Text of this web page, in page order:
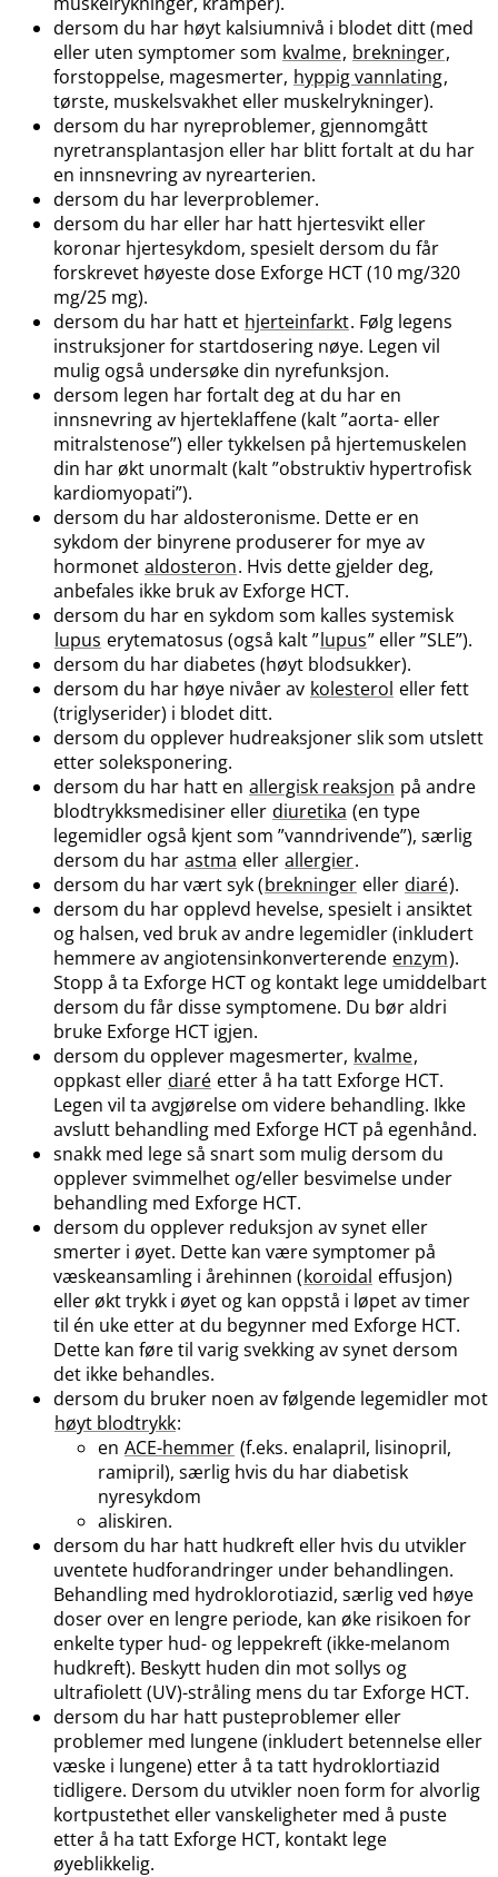
dersom du har høyt kalsiumnivå i blodet ditt (med
eller uten symptomer som kvalme, brekninger,
forstoppelse, magesmerter, hyppig vannlating,
tørste, muskelsvakhet eller muskelrykninger).
dersom du har nyreproblemer, gjennomgått
nyretransplantasjon eller har blitt fortalt at du har
en innsnevring av nyrearterien.
dersom du har leverproblemer.
dersom du har eller har hatt hjertesvikt eller
koronar hjertesykdom, spesielt dersom du får
forskrevet høyeste dose Exforge HCT (10 mg/320
mg/25 mg).
dersom du har hatt et hjerteinfarkt. Følg legens
instruksjoner for startdosering nøye. Legen vil
mulig også undersøke din nyrefunksjon.
dersom legen har fortalt deg at du har en
innsnevring av hjerteklaffene (kalt ”aorta- eller
mitralstenose”) eller tykkelsen på hjertemuskelen
din har økt unormalt (kalt ”obstruktiv hypertrofisk
kardiomyopati”).
dersom du har aldosteronisme. Dette er en
sykdom der binyrene produserer for mye av
hormonet aldosteron. Hvis dette gjelder deg,
anbefales ikke bruk av Exforge HCT.
dersom du har en sykdom som kalles systemisk
lupus erytematosus (også kalt ”lupus” eller ”SLE”).
dersom du har diabetes (høyt blodsukker).
dersom du har høye nivåer av kolesterol eller fett
(triglyserider) i blodet ditt.
dersom du opplever hudreaksjoner slik som utslett
etter soleksponering.
dersom du har hatt en allergisk reaksjon på andre
blodtrykksmedisiner eller diuretika (en type
legemidler også kjent som ”vanndrivende”), særlig
dersom du har astma eller allergier.
dersom du har vært syk (brekninger eller diaré).
dersom du har opplevd hevelse, spesielt i ansiktet
og halsen, ved bruk av andre legemidler (inkludert
hemmere av angiotensinkonverterende enzym).
Stopp å ta Exforge HCT og kontakt lege umiddelbart
dersom du får disse symptomene. Du bør aldri
bruke Exforge HCT igjen.
dersom du opplever magesmerter, kvalme,
oppkast eller diaré etter å ha tatt Exforge HCT.
Legen vil ta avgjørelse om videre behandling. Ikke
avslutt behandling med Exforge HCT på egenhånd.
snakk med lege så snart som mulig dersom du
opplever svimmelhet og​/​eller besvimelse under
behandling med Exforge HCT.
dersom du opplever reduksjon av synet eller
smerter i øyet. Dette kan være symptomer på
væskeansamling i årehinnen (koroidal effusjon)
eller økt trykk i øyet og kan oppstå i løpet av timer
til én uke etter at du begynner med Exforge HCT.
Dette kan føre til varig svekking av synet dersom
det ikke behandles.
dersom du bruker noen av følgende legemidler mot
høyt blodtrykk:
en ACE-hemmer (f.eks. enalapril, lisinopril,
ramipril), særlig hvis du har diabetisk
nyresykdom
aliskiren.
dersom du har hatt hudkreft eller hvis du utvikler
uventete hudforandringer under behandlingen.
Behandling med hydroklorotiazid, særlig ved høye
doser over en lengre periode, kan øke risikoen for
enkelte typer hud- og leppekreft (ikke-melanom
hudkreft). Beskytt huden din mot sollys og
ultrafiolett (UV)-stråling mens du tar Exforge HCT.
dersom du har hatt pusteproblemer eller
problemer med lungene (inkludert betennelse eller
væske i lungene) etter å ta tatt hydroklortiazid
tidligere. Dersom du utvikler noen form for alvorlig
kortpustethet eller vanskeligheter med å puste
etter å ha tatt Exforge HCT, kontakt lege
øyeblikkelig.